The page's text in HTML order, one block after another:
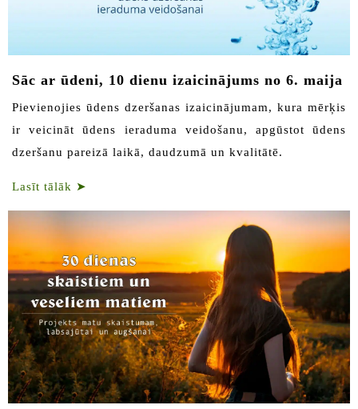
Sāc ar ūdeni, 10 dienu izaicinājums no 6. maija
Pievienojies ūdens dzeršanas izaicinājumam, kura mērķis
ir veicināt ūdens ieraduma veidošanu, apgūstot ūdens
dzeršanu pareizā laikā, daudzumā un kvalitātē.
Lasīt tālāk ➤